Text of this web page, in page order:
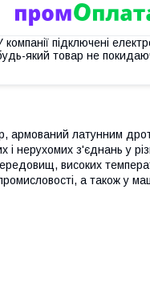
компанії підключені
який товар не
латунним
нерухомих з'єднань у
високих
а також у